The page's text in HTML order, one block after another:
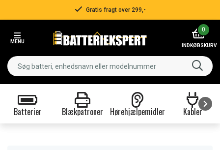
Gratis fragt over 299,-
MENU
0
INDKØBSKURV
Batterier Blækpatroner Hørehjælpemidler Kabler